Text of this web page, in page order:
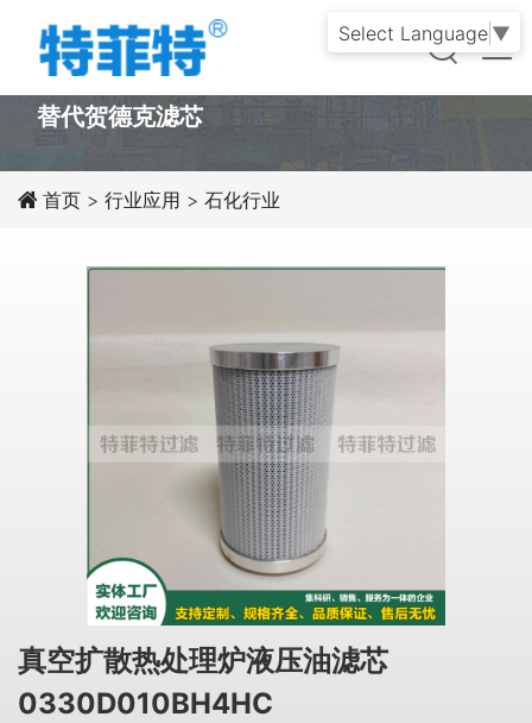
PRODUCT
替代贺德克滤芯
首页 > 行业应用 > 石化行业
真空扩散热处理炉液压油滤芯
0330D010BH4HC
Select Language ▼